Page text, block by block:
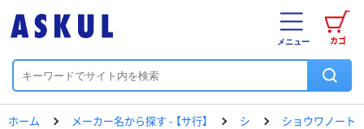
カゴ
メニュー
ホーム メーカー名から探す - 【サ行】 シ ショウワノート